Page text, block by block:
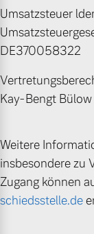
Aktuelle
Service by
Umsatzsteuer
DE370058322
Kay-Bengt Bülow
Weitere
insbesondere zu
Zugang können
schiedsstelle.de